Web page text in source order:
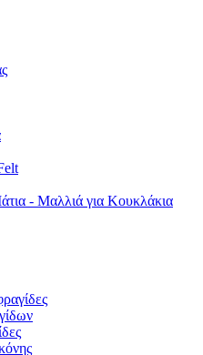
- Μαλλιά για Κουκλάκια